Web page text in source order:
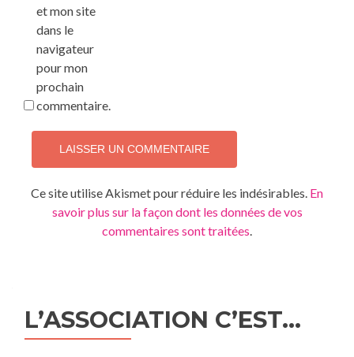
et mon site
dans le
navigateur
pour mon
prochain
commentaire.
Ce site utilise Akismet pour réduire les indésirables. En
savoir plus sur la façon dont les données de vos
commentaires sont traitées.
L’ASSOCIATION C’EST…